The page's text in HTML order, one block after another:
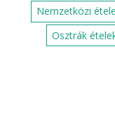
Nemzetközi
Osztrák